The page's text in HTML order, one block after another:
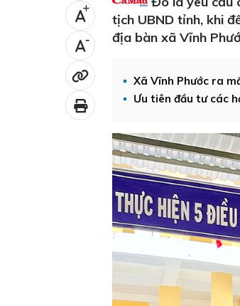
+
-
tịch UBND tỉnh, khi
địa bàn xã Vĩnh
Xã Vĩnh Phước ra
Ưu tiên đầu tư các